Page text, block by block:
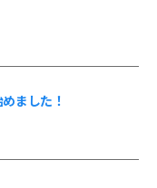
ました！